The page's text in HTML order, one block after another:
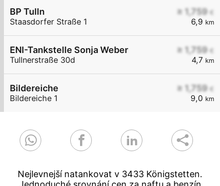
≥ 1,759 €
6,9 km
BP Tulln
Staasdorfer Straße 1
≥ 1,759 €
4,7 km
ENI-Tankstelle Sonja Weber
Tullnerstraße 30d
≥ 1,759 €
9,0 km
Bildereiche
Bildereiche 1
Nejlevnejší natankovat v 3433 Königstetten.